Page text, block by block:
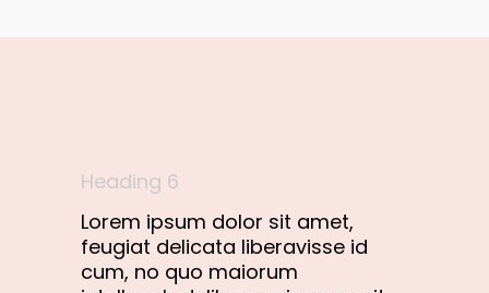
Heading 6
Lorem ipsum dolor sit amet,
feugiat delicata liberavisse id
cum, no quo maiorum